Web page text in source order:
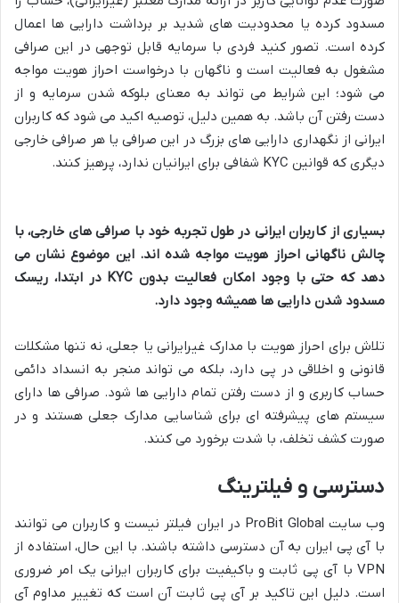
مسدود کرده یا محدودیت های شدید بر برداشت دارایی ها اعمال
کرده است. تصور کنید فردی با سرمایه قابل توجهی در این صرافی
مشغول به فعالیت است و ناگهان با درخواست احراز هویت مواجه
می شود؛ این شرایط می تواند به معنای بلوکه شدن سرمایه و از
دست رفتن آن باشد. به همین دلیل، توصیه اکید می شود که کاربران
ایرانی از نگهداری دارایی های بزرگ در این صرافی یا هر صرافی خارجی
دیگری که قوانین KYC شفافی برای ایرانیان ندارد، پرهیز کنند.
بسیاری از کاربران ایرانی در طول تجربه خود با صرافی های خارجی، با
چالش ناگهانی احراز هویت مواجه شده اند. این موضوع نشان می
دهد که حتی با وجود امکان فعالیت بدون KYC در ابتدا، ریسک
مسدود شدن دارایی ها همیشه وجود دارد.
تلاش برای احراز هویت با مدارک غیرایرانی یا جعلی، نه تنها مشکلات
قانونی و اخلاقی در پی دارد، بلکه می تواند منجر به انسداد دائمی
حساب کاربری و از دست رفتن تمام دارایی ها شود. صرافی ها دارای
سیستم های پیشرفته ای برای شناسایی مدارک جعلی هستند و در
صورت کشف تخلف، با شدت برخورد می کنند.
دسترسی و فیلترینگ
وب سایت ProBit Global در ایران فیلتر نیست و کاربران می توانند
با آی پی ایران به آن دسترسی داشته باشند. با این حال، استفاده از
VPN با آی پی ثابت و باکیفیت برای کاربران ایرانی یک امر ضروری
است. دلیل این تاکید بر آی پی ثابت آن است که تغییر مداوم آی